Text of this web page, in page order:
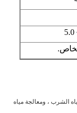
الشرب ، ومعالجة مياه